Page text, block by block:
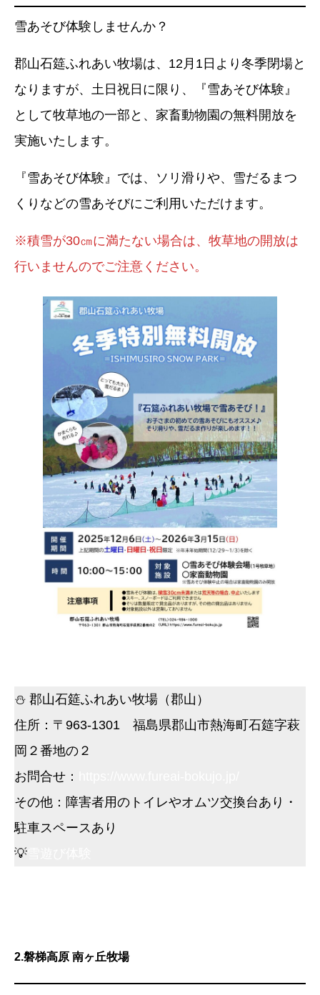
雪あそび体験しませんか？
郡山石筵ふれあい牧場は、12月1日より冬季閉場と
なりますが、土日祝日に限り、『雪あそび体験』
として牧草地の一部と、家畜動物園の無料開放を
実施いたします。
『雪あそび体験』では、ソリ滑りや、雪だるまつ
くりなどの雪あそびにご利用いただけます。
※積雪が30㎝に満たない場合は、牧草地の開放は
行いませんのでご注意ください。
⛄ 郡山石筵ふれあい牧場（郡山）
住所：〒963-1301 福島県郡山市熱海町石筵字萩
岡２番地の２
お問合せ：
その他：障害者用のトイレやオムツ交換台あり・
駐車スペースあり
💡
2.磐梯高原 南ヶ丘牧場